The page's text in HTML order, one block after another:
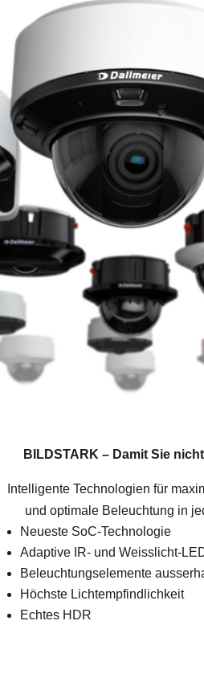
BILDSTARK – Damit Sie
Intelligente Technologien für
und optimale Beleuchtung in
Neueste SoC-Technologie
Adaptive IR- und Weisslicht-
Beleuchtungselemente
Höchste Lichtempfindlichkeit
Echtes HDR